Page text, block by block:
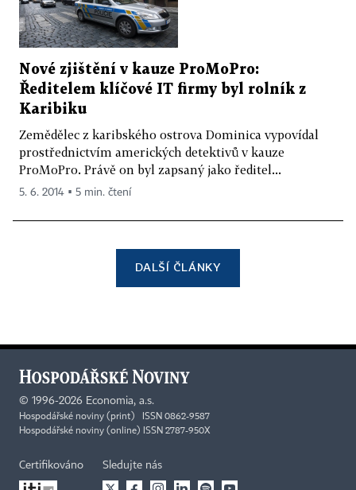
Nové zjištění v kauze ProMoPro:
Ředitelem klíčové IT firmy byl rolník z
Karibiku
Zemědělec z karibského ostrova Dominica vypovídal
prostřednictvím amerických detektivů v kauze
ProMoPro. Právě on byl zapsaný jako ředitel...
5. 6. 2014 ▪ 5 min. čtení
DALŠÍ ČLÁNKY
© 1996-2026 Economia, a.s.
Hospodářské noviny (print) ISSN 0862-9587
Hospodářské noviny (online) ISSN 2787-950X
Certifikováno Sledujte nás